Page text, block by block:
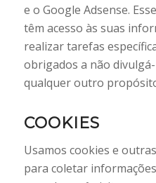
e o Google Adsense.
têm acesso às suas
realizar tarefas
obrigados a não
qualquer outro
COOKIES
Usamos cookies e
para coletar